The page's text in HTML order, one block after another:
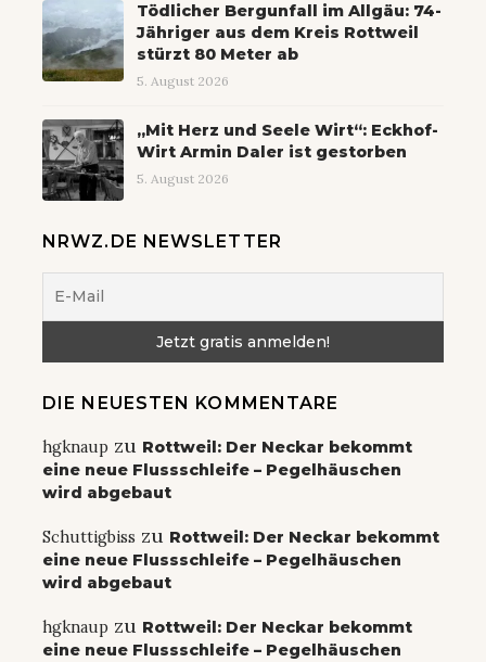
Tödlicher Bergunfall im Allgäu: 74-
Jähriger aus dem Kreis Rottweil
stürzt 80 Meter ab
5. August 2026
„Mit Herz und Seele Wirt“: Eckhof-
Wirt Armin Daler ist gestorben
5. August 2026
NRWZ.DE NEWSLETTER
DIE NEUESTEN KOMMENTARE
hgknaup zu Rottweil: Der Neckar bekommt
eine neue Flussschleife – Pegelhäuschen
wird abgebaut
Schuttigbiss zu Rottweil: Der Neckar bekommt
eine neue Flussschleife – Pegelhäuschen
wird abgebaut
hgknaup zu Rottweil: Der Neckar bekommt
eine neue Flussschleife – Pegelhäuschen